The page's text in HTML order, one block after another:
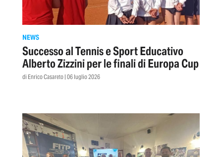
NEWS
Successo al Tennis e Sport Educativo
Alberto Zizzini per le finali di Europa Cup
di Enrico Casareto | 06 luglio 2026